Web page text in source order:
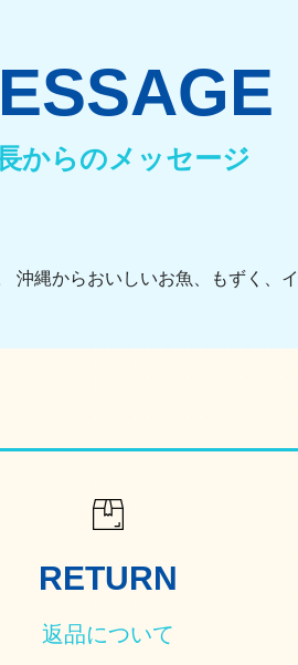
からのメッセージ
縄からおいしいお魚、もずく、
RETURN
返品について